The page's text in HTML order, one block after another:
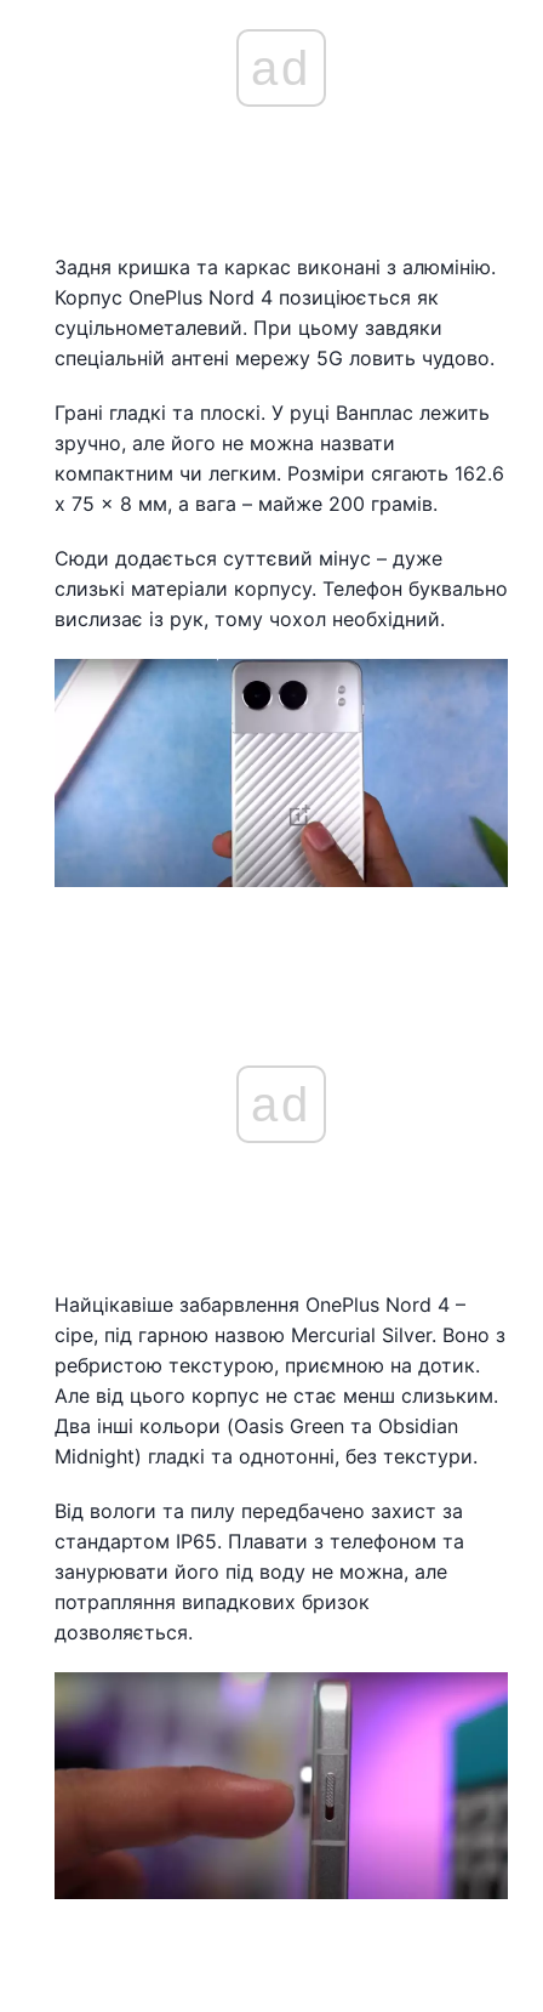
ad
Задня кришка та каркас виконані з алюмінію.
Корпус OnePlus Nord 4 позиціюється як
суцільнометалевий. При цьому завдяки
спеціальній антені мережу 5G ловить чудово.
Грані гладкі та плоскі. У руці Ванплас лежить
зручно, але його не можна назвати
компактним чи легким. Розміри сягають 162.6
x 75 x 8 мм, а вага – майже 200 грамів.
Сюди додається суттєвий мінус – дуже
слизькі матеріали корпусу. Телефон буквально
вислизає із рук, тому чохол необхідний.
ad
Найцікавіше забарвлення OnePlus Nord 4 –
сіре, під гарною назвою Mercurial Silver. Воно з
ребристою текстурою, приємною на дотик.
Але від цього корпус не стає менш слизьким.
Два інші кольори (Oasis Green та Obsidian
Midnight) гладкі та однотонні, без текстури.
Від вологи та пилу передбачено захист за
стандартом IP65. Плавати з телефоном та
занурювати його під воду не можна, але
потрапляння випадкових бризок
дозволяється.